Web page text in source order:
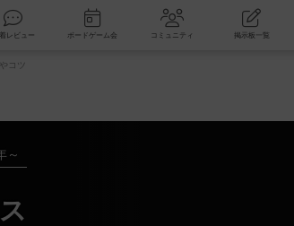
新着レビュー ボードゲーム会 コミュニティ
コツ
～